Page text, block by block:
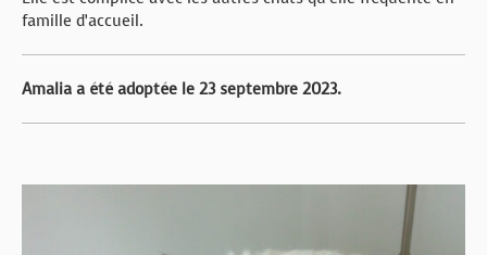
famille d’accueil.
Amalia a été adoptée le 23 septembre 2023.